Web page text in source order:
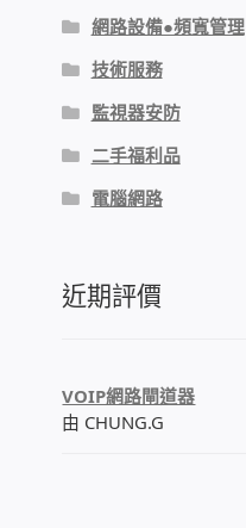
網路設備●頻寬管理
技術服務
監視器安防
二手福利品
電腦網路
近期評價
VOIP網路閘道器
由 CHUNG.G